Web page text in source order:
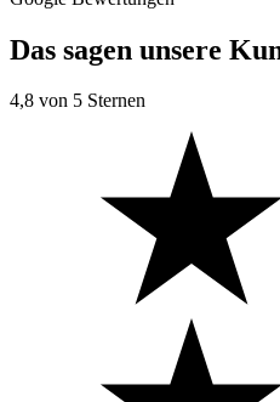
Das sagen unsere
4,8 von 5 Sternen